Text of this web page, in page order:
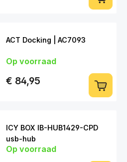
ACT Docking | AC7093
Op voorraad
€ 84,95
ICY BOX IB-HUB1429-CPD
usb-hub
Op voorraad